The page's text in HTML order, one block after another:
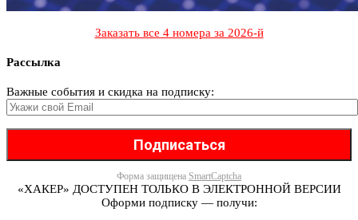
Заказать все 4 номера за 2026-й
Рассылка
Важные события и скидка на подписку:
Форма защищена SmartCaptcha
«ХАКЕР» ДОСТУПЕН ТОЛЬКО В ЭЛЕКТРОННОЙ ВЕРСИИ
Оформи подписку — получи: